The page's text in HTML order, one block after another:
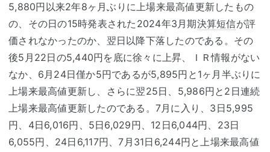
5,880円以来2年8ヶ月ぶりに上場来最高値更新したもの
の、その日の15時発表された2024年3月期決算短信が評
価されなかったのか、翌日以降下落したのである。その
後5月22日の5,440円を底に徐々に上昇、ＩＲ情報がない
なか、6月24日僅か5円であるが5,895円と1ヶ月半ぶりに
上場来最高値更新し、さらに翌25日、5,986円と2日連続
上場来最高値更新したのである。7月に入り、3日5,995
円、4日6,016円、5日6,029円、12日6,044円、23日
6,055円、24日6,117円、7月31日6,244円と上場来最高値